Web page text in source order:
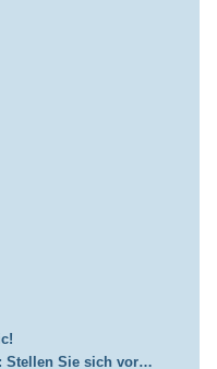
Stellen Sie sich vor…